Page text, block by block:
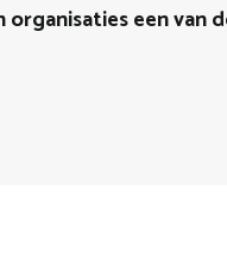
organisaties een van